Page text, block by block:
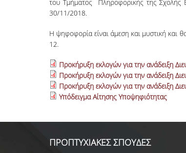
του Τμήματος Πληροφορικής της Σχολής
30/11/2018.
Η ψηφοφορία είναι άμεση και μυστική
12.
Προκήρυξη εκλογών για την ανάδειξη
Προκήρυξη εκλογών για την ανάδειξη
Προκήρυξη εκλογών για την ανάδειξη
Υπόδειγμα Αίτησης Υποψηφιότητας
ΠΡΟΠΤΥΧΙΑΚΕΣ ΣΠΟΥΔΕΣ